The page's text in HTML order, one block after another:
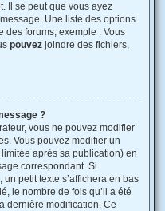
Il se peut que vous ayez
Une liste des options
des forums, exemple : Vous
pouvez joindre des fichiers,
?
vous ne pouvez modifier
Vous pouvez modifier un
après sa publication) en
correspondant. Si
petit texte s’affichera en bas
le nombre de fois qu’il a été
dernière modification. Ce